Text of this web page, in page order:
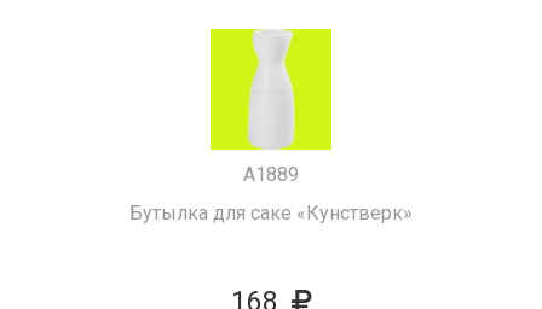
A1889
Бутылка для саке «Кунстверк»
168